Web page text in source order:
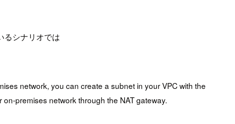
るシナリオでは
network, you can create a subnet in your VPC with the
premises network through the NAT gateway.